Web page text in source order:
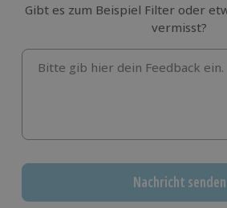
Gibt es zum Beispiel Filter oder
vermisst?
Bitte gib hier dein Feedback ein.
Nachricht senden